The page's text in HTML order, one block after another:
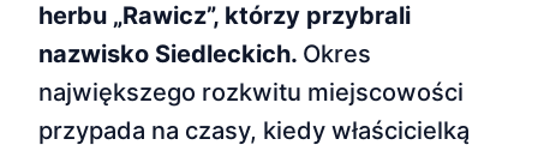
herbu „Rawicz”, którzy przybrali
nazwisko Siedleckich. Okres
największego rozkwitu miejscowości
przypada na czasy, kiedy właścicielką